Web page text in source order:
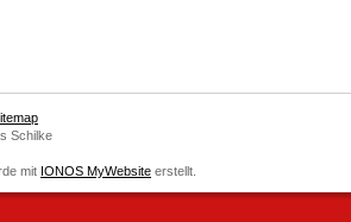
Schilke
mit IONOS MyWebsite erstellt.